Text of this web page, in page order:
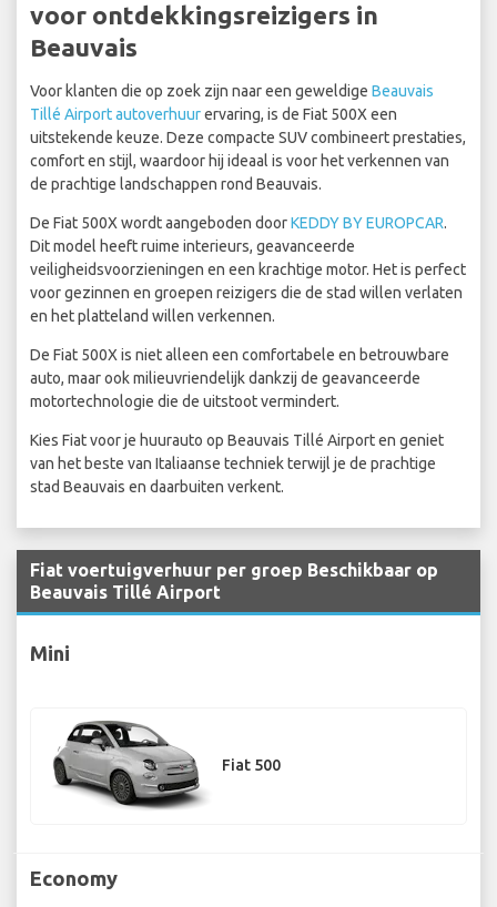
voor ontdekkingsreizigers in
Beauvais
Voor klanten die op zoek zijn naar een geweldige Beauvais
Tillé Airport autoverhuurervaring, is de Fiat 500X een
uitstekende keuze. Deze compacte SUV combineert prestaties,
comfort en stijl, waardoor hij ideaal is voor het verkennen van
de prachtige landschappen rond Beauvais.
De Fiat 500X wordt aangeboden doorKEDDY BY EUROPCAR.
Dit model heeft ruime interieurs, geavanceerde
veiligheidsvoorzieningen en een krachtige motor. Het is perfect
voor gezinnen en groepen reizigers die de stad willen verlaten
en het platteland willen verkennen.
De Fiat 500X is niet alleen een comfortabele en betrouwbare
auto, maar ook milieuvriendelijk dankzij de geavanceerde
motortechnologie die de uitstoot vermindert.
Kies Fiat voor je huurauto op Beauvais Tillé Airport en geniet
van het beste van Italiaanse techniek terwijl je de prachtige
stad Beauvais en daarbuiten verkent.
Fiat voertuigverhuur per groep Beschikbaar op
Beauvais Tillé Airport
Mini
Fiat 500
Economy